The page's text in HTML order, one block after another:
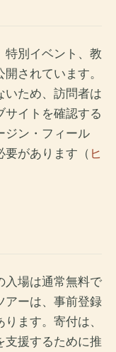
特別イベント、教
されています。
いため、訪問者は
サイトを確認する
ジン・フィール
要があります（ ヒ
入場は通常無料で
アーは、事前登録
ます。寄付は、
支援するために推